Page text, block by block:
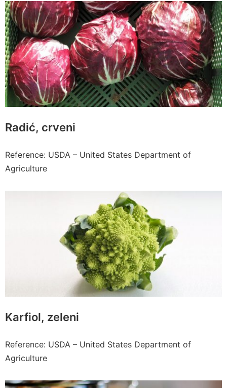
Radić, crveni
Reference: USDA – United States Department of
Agriculture
Karfiol, zeleni
Reference: USDA – United States Department of
Agriculture